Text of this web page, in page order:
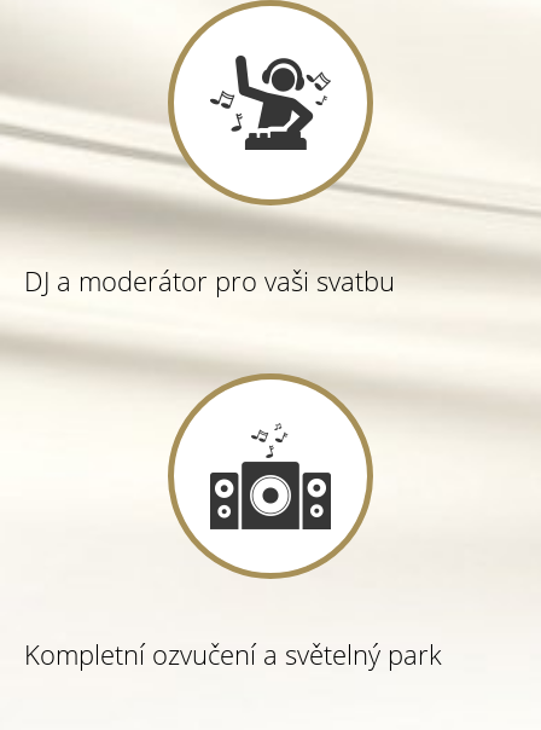
DJ a moderátor pro vaši svatbu
Kompletní ozvučení a světelný park